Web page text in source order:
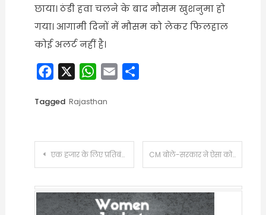
छाया। ठंडी हवा चलने के बाद मौसम खुशनुमा हो
गया। आगामी दिनों में मौसम को लेकर फिलहाल
कोई अलर्ट नहीं है।
Facebook WhatsApp
Email
Tagged Rajasthan
Post
navigation
एक हजार के लिए प्रतिबंधित खरगोश का शिकार:जयपुर के जंगलों में 7 दिन पड़ताल, कैमरे पर शिकारी बोले- होम डिलीवरी भी कर देंगे CM बोले-सरकार ने ऐसा कोई काम नही किया,जिससे सिर झुके:पिछली सरकार के कारनामे रोज सामने आ रहे, कार्रवाई करके जेल में डाल रहे है